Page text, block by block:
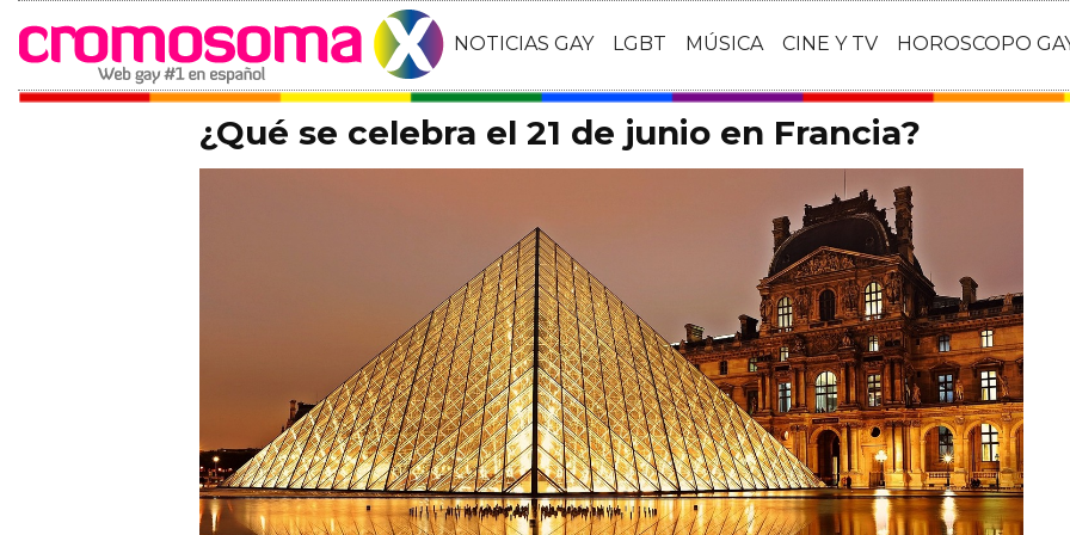
NOTICIAS GAY LGBT MÚSICA CINE Y TV HOROSCOPO
¿Qué se celebra el 21 de junio en Francia?